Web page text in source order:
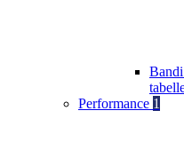
Performance 1